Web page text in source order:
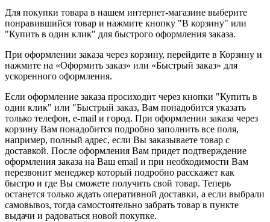
Для покупки товара в нашем интернет-магазине выберите
понравившийся товар и нажмите кнопку "В корзину" или
"Купить в один клик" для быстрого оформления заказа.
При оформлении заказа через корзину, перейдите в Корзину и
нажмите на «Оформить заказ» или «Быстрый заказ» для
ускоренного оформления.
Если оформление заказа просиходит через кнопки "Купить в
один клик" или "Быстрый заказ, Вам понадобится указать
только телефон, e-mail и город. При оформлении заказа через
корзину Вам понадобится подробно заполнить все поля,
например, полный адрес, если Вы заказываете товар с
доставкой. После оформления Вам придет подтверждение
оформления заказа на Ваш email и при необходимости Вам
перезвонит менеджер который подробно расскажет как
быстро и где Вы сможете получить свой товар. Теперь
останется только ждать оперативной доставки, а если выбрали
самовывоз, тогда самостоятельно забрать товар в пункте
выдачи и радоваться новой покупке.